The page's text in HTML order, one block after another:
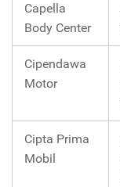
Capella
Body Center
Cipendawa
Motor
Cipta Prima
Mobil